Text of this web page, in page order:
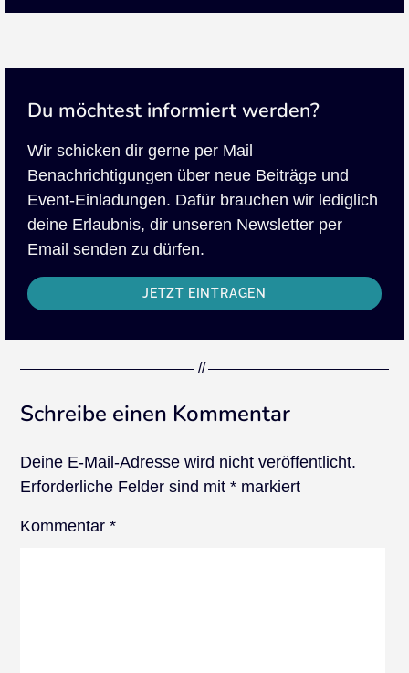
Du möchtest informiert werden?
Wir schicken dir gerne per Mail
Benachrichtigungen über neue Beiträge und
Event-Einladungen. Dafür brauchen wir lediglich
deine Erlaubnis, dir unseren Newsletter per
Email senden zu dürfen.
JETZT EINTRAGEN
Schreibe einen Kommentar
Deine E-Mail-Adresse wird nicht veröffentlicht.
Erforderliche Felder sind mit* markiert
Kommentar*